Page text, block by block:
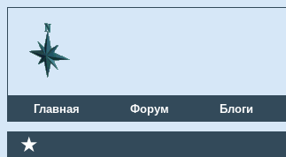
Главная Форум Блоги
★